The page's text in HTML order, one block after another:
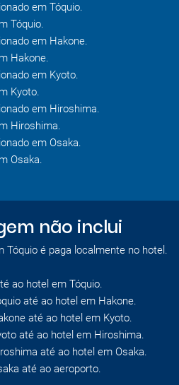
em Tóquio.
Tóquio.
em Hakone.
Hakone.
em Kyoto.
Kyoto.
em Hiroshima.
Hiroshima.
em Osaka.
Osaka.
não inclui
Tóquio é paga localmente no hotel.
ao hotel em Tóquio.
até ao hotel em Hakone.
até ao hotel em Kyoto.
até ao hotel em Hiroshima.
até ao hotel em Osaka.
até ao aeroporto.